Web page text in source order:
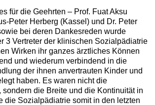
für die Geehrten – Prof. Fuat Aksu
Peter Herberg (Kassel) und Dr. Peter
bei deren Dankesreden wurde
3 Vertreter der klinischen Sozialpädiatrie
Wirken ihr ganzes ärztliches Können
und wiederum verbindend in die
der ihnen anvertrauten Kinder und
haben. Es waren nicht die
sondern die Breite und die Kontinuität in
die Sozialpädiatrie somit in den letzten